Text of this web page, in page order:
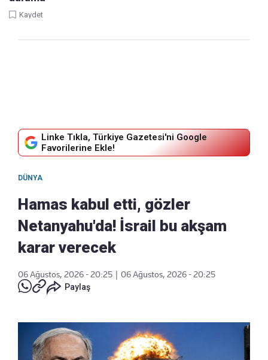
Kaydet
Linke Tıkla, Türkiye Gazetesi'ni Google
Favorilerine Ekle!
DÜNYA
Hamas kabul etti, gözler
Netanyahu'da! İsrail bu akşam
karar verecek
06 Ağustos, 2026 - 20:25
06 Ağustos, 2026 - 20:25
Paylaş